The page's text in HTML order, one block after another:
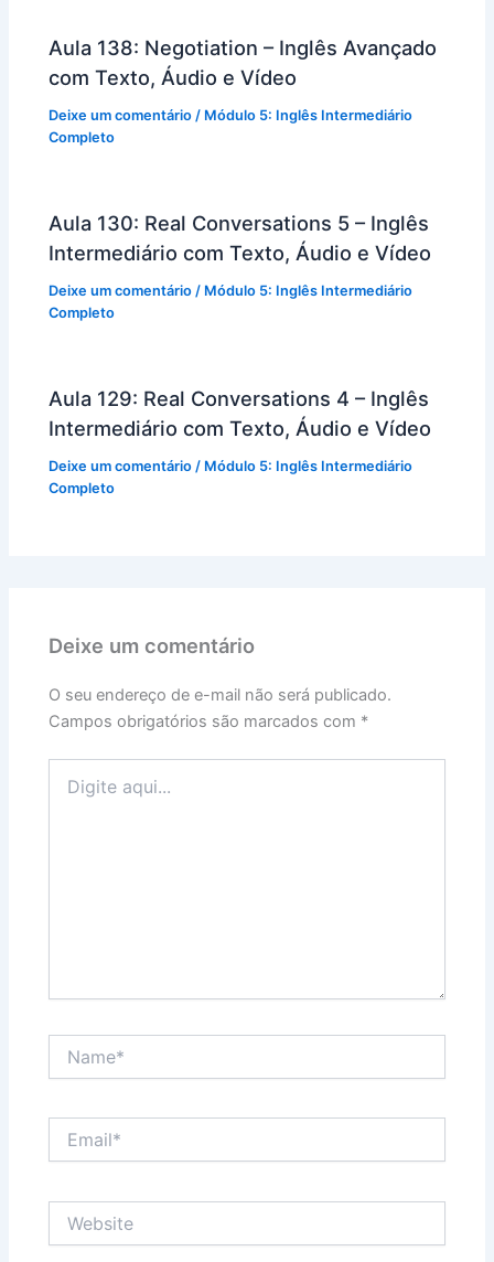
Aula 138: Negotiation – Inglês Avançado
com Texto, Áudio e Vídeo
Deixe um comentário / Módulo 5: Inglês Intermediário
Completo
Aula 130: Real Conversations 5 – Inglês
Intermediário com Texto, Áudio e Vídeo
Deixe um comentário / Módulo 5: Inglês Intermediário
Completo
Aula 129: Real Conversations 4 – Inglês
Intermediário com Texto, Áudio e Vídeo
Deixe um comentário / Módulo 5: Inglês Intermediário
Completo
Deixe um comentário
O seu endereço de e-mail não será publicado.
Campos obrigatórios são marcados com *
aqui...